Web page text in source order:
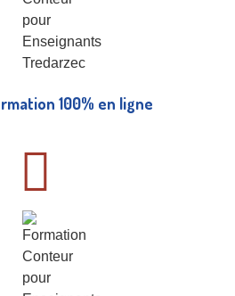
100% en ligne